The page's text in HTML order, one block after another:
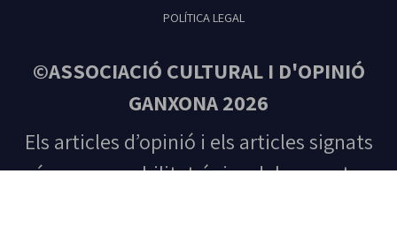
POLÍTICA LEGAL
©ASSOCIACIÓ CULTURAL I D'OPINIÓ
GANXONA 2026
Els articles d’opinió i els articles signats
són responsabilitat única del seu autor.